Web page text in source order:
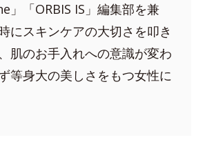
」「ORBIS IS」編集部を兼
にスキンケアの大切さを叩き
肌のお手入れへの意識が変わ
等身大の美しさをもつ女性に